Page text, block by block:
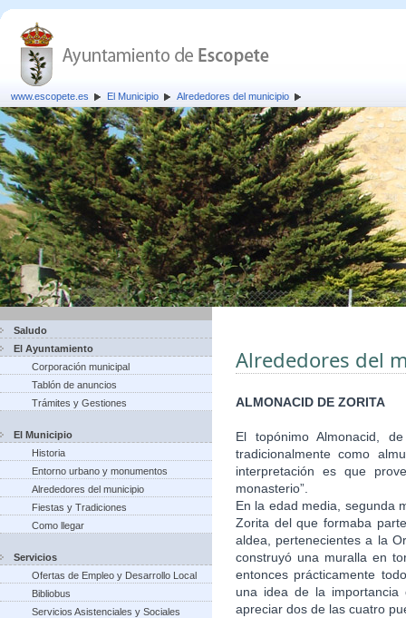
www.escopete.es El Municipio Alrededores del municipio
Saludo
El Ayuntamiento
Corporación municipal
Tablón de anuncios
Trámites y Gestiones
El Municipio
Historia
Entorno urbano y monumentos
Alrededores del municipio
Fiestas y Tradiciones
Como llegar
Servicios
Ofertas de Empleo y Desarrollo Local
Bibliobus
Servicios Asistenciales y Sociales
Alrededores del
ALMONACID DE ZORITA
El topónimo Almonacid,
tradicionalmente como
interpretación es que
monasterio”.
En la edad media, segunda
Zorita del que formaba
aldea, pertenecientes a la
construyó una muralla en
entonces prácticamente
una idea de la
apreciar dos de las cuatro